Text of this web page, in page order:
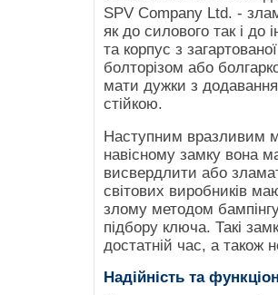
SPV Company Ltd. -
як до силового так і до
та корпус з
болторізом або
мати дужки з
стійкою.
Наступним вразливим
навісному замку вона
висвердлити або
світових виробників
злому методом
підбору ключа. Такі
достатній час, а також
Надійність та